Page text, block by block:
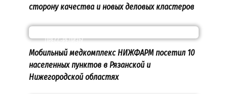
сторону качества и новых деловых кластеров
ПРЕСС-РЕЛИЗЫ
Мобильный медкомплекс НИЖФАРМ посетил 10
населенных пунктов в Рязанской и
Нижегородской областях